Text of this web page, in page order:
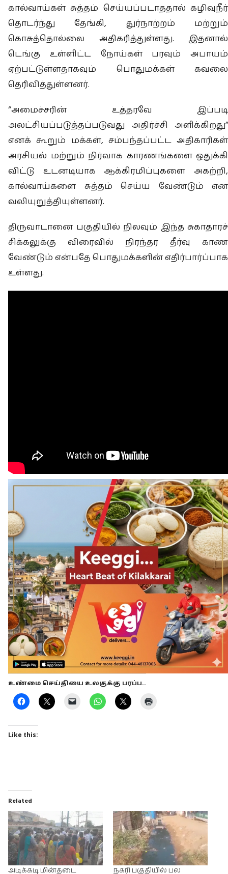
கால்வாய்கள் சுத்தம் செய்யப்படாததால் கழிவுநீர்
தொடர்ந்து தேங்கி, துர்நாற்றம் மற்றும்
கொசுத்தொல்லை அதிகரித்துள்ளது. இதனால்
டெங்கு உள்ளிட்ட நோய்கள் பரவும் அபாயம்
ஏற்பட்டுள்ளதாகவும் பொதுமக்கள் கவலை
தெரிவித்துள்ளனர்.
“அமைச்சரின் உத்தரவே இப்படி
அலட்சியப்படுத்தப்படுவது அதிர்ச்சி அளிக்கிறது”
எனக் கூறும் மக்கள், சம்பந்தப்பட்ட அதிகாரிகள்
அரசியல் மற்றும் நிர்வாக காரணங்களை ஒதுக்கி
விட்டு உடனடியாக ஆக்கிரமிப்புகளை அகற்றி,
கால்வாய்களை சுத்தம் செய்ய வேண்டும் என
வலியுறுத்தியுள்ளனர்.
திருவாடானை பகுதியில் நிலவும் இந்த சுகாதாரச்
சிக்கலுக்கு விரைவில் நிரந்தர தீர்வு காண
வேண்டும் என்பதே பொதுமக்களின் எதிர்பார்ப்பாக
உள்ளது.
உண்மை செய்தியை உலகுக்கு பரப்ப..
Like this:
Related
அடிக்கடி மின்தடை நகரி பகுதியில் பல